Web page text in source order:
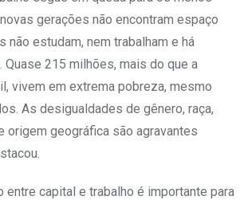
gerações não encontram espaço
não estudam, nem trabalham e há
215 milhões, mais do que a
vivem em extrema pobreza, mesmo
As desigualdades de gênero, raça,
origem geográfica são agravantes
entre capital e trabalho é importante para